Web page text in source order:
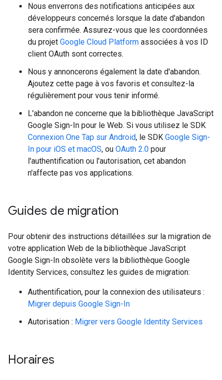
Nous enverrons des notifications anticipées aux
développeurs concernés lorsque la date d'abandon
sera confirmée. Assurez-vous que les coordonnées
du projet Google Cloud Platform associées à vos ID
client OAuth sont correctes.
Nous y annoncerons également la date d'abandon.
Ajoutez cette page à vos favoris et consultez-la
régulièrement pour vous tenir informé.
L'abandon ne concerne que la bibliothèque JavaScript
Google Sign-In pour le Web. Si vous utilisez le SDK
Connexion One Tap sur Android, le SDK Google Sign-
In pour iOS et macOS, ou OAuth 2.0 pour
l'authentification ou l'autorisation, cet abandon
n'affecte pas vos applications.
Guides de migration
Pour obtenir des instructions détaillées sur la migration de
votre application Web de la bibliothèque JavaScript
Google Sign-In obsolète vers la bibliothèque Google
Identity Services, consultez les guides de migration:
Authentification, pour la connexion des utilisateurs :
Migrer depuis Google Sign-In
Autorisation : Migrer vers Google Identity Services
Horaires